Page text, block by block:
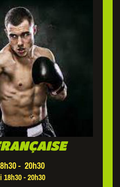
- 20h30
18h30 - 20h30